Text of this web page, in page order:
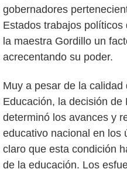
gobernadores
Estados trabajos
la maestra Gordillo un
acrecentando su poder.
Muy a pesar de la
Educación, la decisión de
determinó los avances y
educativo nacional en los
claro que esta condición
de la educación. Los